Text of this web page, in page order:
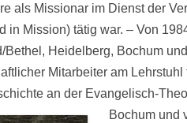
als Missionar im Dienst der
in Mission) tätig war. – Von
Bethel, Heidelberg, Bochum
Mitarbeiter am
an der Evangelisch-
Bochum und